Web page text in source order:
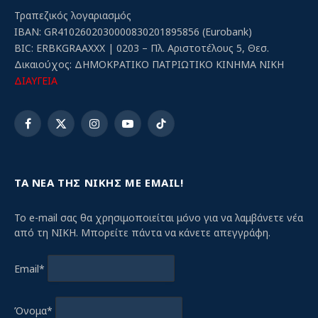
Τραπεζικός λογαριασμός
IBAN: GR4102602030000830201895856 (Eurobank)
BIC: ERBKGRAAXXX | 0203 – Πλ. Αριστοτέλους 5, Θεσ.
Δικαιούχος: ΔΗΜΟΚΡΑΤΙΚΟ ΠΑΤΡΙΩΤΙΚΟ ΚΙΝΗΜΑ ΝΙΚΗ
ΔΙΑΥΓΕΙΑ
Facebook
X
InstagramYouTubeTikTok
ΤΑ ΝΕΑ ΤΗΣ ΝΙΚΗΣ ΜΕ EMAIL!
Το e-mail σας θα χρησιμοποιείται μόνο για να λαμβάνετε νέα
από τη ΝΙΚΗ. Μπορείτε πάντα να κάνετε απεγγράφη.
Email*
Όνομα*